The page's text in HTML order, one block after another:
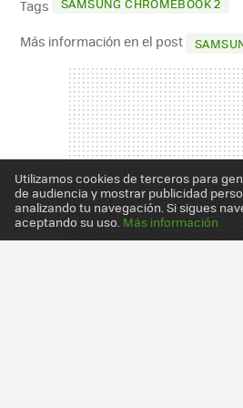
Tags
Más información en el post
Utilizamos cookies de terceros para
de audiencia y mostrar publicidad
analizando tu navegación. Si sigues
aceptando su uso. Más información